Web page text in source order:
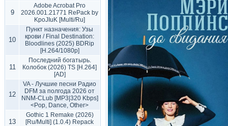
9
Adobe Acrobat Pro
2026.001.21771 RePack by
KpoJIuK [Multi/Ru]
10
Пункт назначения: Узы
крови / Final Destination:
Bloodlines (2025) BDRip
[H.264/1080p]
11
Последний богатырь.
Колобок (2026) TS [H.264]
[AD]
12
VA - Лучшие песни Радио
DFM за полгода 2026 от
NNM-CLub [MP3|320 Kbps]
<Pop, Dance, Other>
13
Gothic 1 Remake (2026)
[Ru/Multi] (1.0.4) Repack